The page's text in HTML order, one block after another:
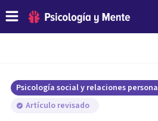
Psicología social y relaciones
Artículo revisado